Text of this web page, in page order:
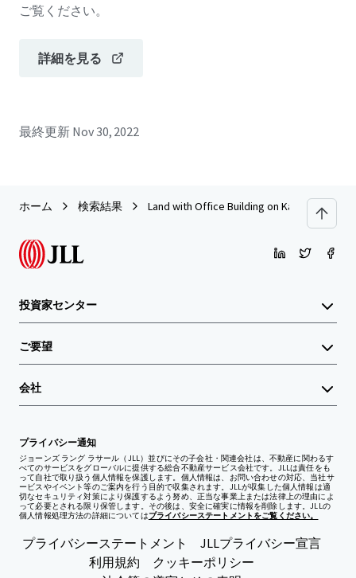
ご覧ください。
詳細を見る
最終更新 Nov 30, 2022
ホーム 検索結果 Land with Office Building on Kaowang -
投資家センター
ご要望
会社
プライバシー通知
ジョーンズ ラング ラサール（JLL）並びにその子会社・関連会社は、不動産に関わるす
べてのサービスをグローバルに提供する総合不動産サービス会社です。JLLは責任をも
って自社で取り扱う個人情報を保護します。個人情報は、お問い合わせの対応、当社サ
ービスやイベント等のご案内を行う目的で収集されます。JLLが収集した個人情報は適
切なセキュリティ対策により保護するよう努め、正当な事業上または法律上の理由によ
って必要とされる限り保管します。その後は、安全に確実に情報を削除します。JLLの
個人情報処理方法の詳細についてはプライバシーステートメントをご覧ください。
プライバシーステートメント
JLLプライバシー宣言
利用規約
クッキーポリシー